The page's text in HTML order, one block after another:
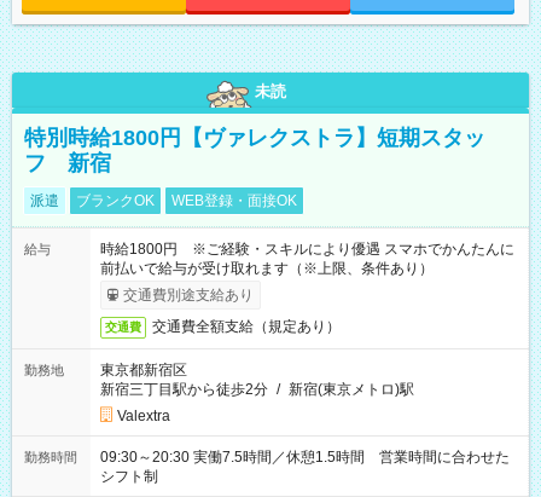
未読
特別時給1800円【ヴァレクストラ】短期スタッ
フ 新宿
派遣 ブランクOK WEB登録・面接OK
給与
時給1800円 ※ご経験・スキルにより優遇 スマホでかんたんに
前払いで給与が受け取れます（※上限、条件あり）
交通費別途支給あり
交通費 交通費全額支給（規定あり）
勤務地
東京都新宿区
新宿三丁目駅から徒歩2分 / 新宿(東京メトロ)駅
Valextra
勤務時間
09:30～20:30 実働7.5時間／休憩1.5時間 営業時間に合わせた
シフト制